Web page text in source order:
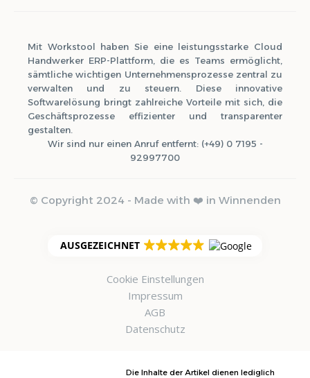
Mit Workstool haben Sie eine leistungsstarke Cloud
Handwerker ERP-Plattform, die es Teams ermöglicht,
sämtliche wichtigen Unternehmensprozesse zentral zu
verwalten und zu steuern. Diese innovative
Softwarelösung bringt zahlreiche Vorteile mit sich, die
Geschäftsprozesse effizienter und transparenter
gestalten.
Wir sind nur einen Anruf entfernt: (+49) 0 7195 -
92997700
© Copyright 2024 - Made with ❤️ in Winnenden
AUSGEZEICHNET
Cookie Einstellungen
Impressum
AGB
Datenschutz
Die Inhalte der Artikel dienen lediglich